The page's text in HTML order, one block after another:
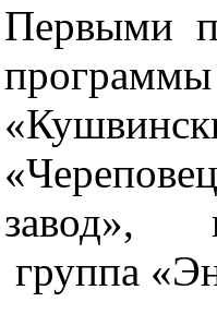
Первыми
завод»,
группа